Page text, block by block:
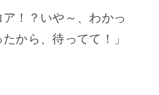
！？いや～、わかっ
から、待ってて！」